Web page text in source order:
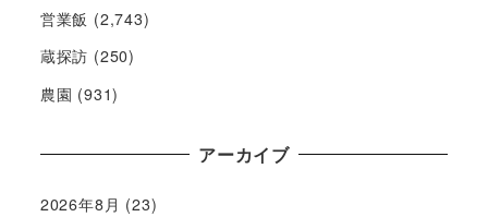
営業飯 (2,743)
蔵探訪 (250)
農園 (931)
アーカイブ
2026年8月 (23)